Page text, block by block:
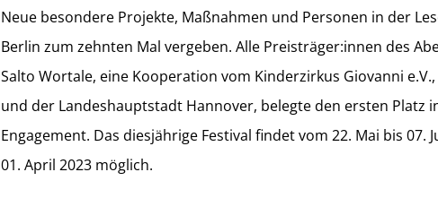
Neue besondere Projekte, Maßnahmen und Personen in der
Berlin zum zehnten Mal vergeben. Alle Preisträger:innen des
Salto Wortale, eine Kooperation vom Kinderzirkus Giovanni
und der Landeshauptstadt Hannover, belegte den ersten Platz
Engagement. Das diesjährige Festival findet vom 22. Mai bis 07.
01. April 2023 möglich.